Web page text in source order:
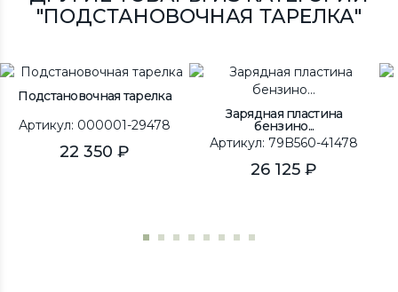
"ПОДСТАНОВОЧНАЯ ТАРЕЛКА"
Подстановочная тарелка
Артикул: 000001-29478
22 350 ₽
Зарядная пластина
бензино...
Артикул: 79B560-41478
26 125 ₽